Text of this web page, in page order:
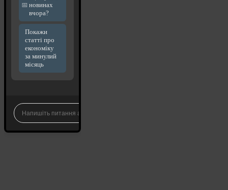
новинах
вчора?
Покажи
статті про
економіку
за минулий
місяць